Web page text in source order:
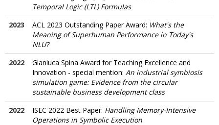
Temporal Logic (LTL) Formulas
2023
ACL 2023 Outstanding Paper Award: What's the
Meaning of Superhuman Performance in Today's
NLU?
2022
Gianluca Spina Award for Teaching Excellence and
Innovation - special mention: An industrial symbiosis
simulation game: Evidence from the circular
sustainable business development class
2022
ISEC 2022 Best Paper: Handling Memory-Intensive
Operations in Symbolic Execution